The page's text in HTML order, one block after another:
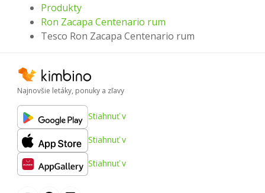
Produkty
Ron Zacapa Centenario rum
Tesco Ron Zacapa Centenario rum
Najnovšie letáky, ponuky a zľavy
Stiahnuť v
Stiahnuť v
Stiahnuť v